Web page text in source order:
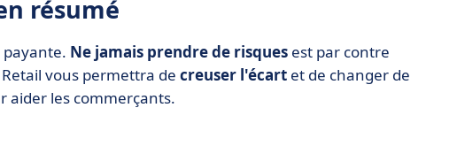
résumé
payante. Ne jamais prendre de risques est par contre
vous permettra de creuser l'écart et de changer de
aider les commerçants.